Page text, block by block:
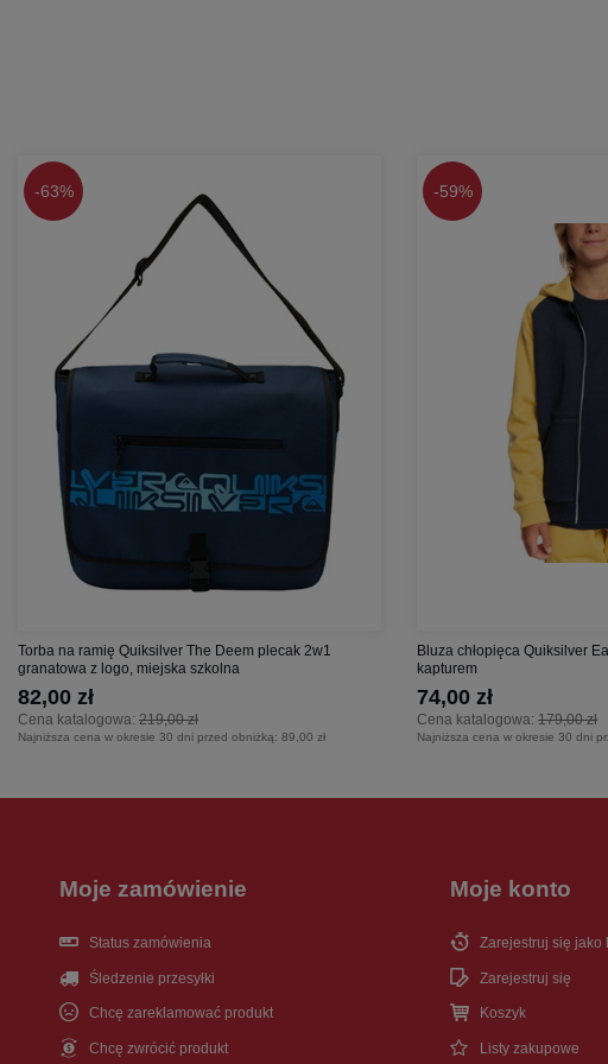
-63%
Torba na ramię Quiksilver The Deem plecak 2w1
granatowa z logo, miejska szkolna
Cena katalogowa: 219,00 zł
82,00 zł
Najniższa cena w okresie 30 dni przed obniżką: 89,00 zł
-59%
Bluza chłopięca Quiksilver
kapturem
Cena katalogowa: 179,00 zł
74,00 zł
Najniższa cena w okresie 30 dni
Moje zamówienie
Status zamówienia
Śledzenie przesyłki
Chcę zareklamować produkt
Chcę zwrócić produkt
Moje konto
Zarejestruj się jako
Zarejestruj się
Koszyk
Listy zakupowe